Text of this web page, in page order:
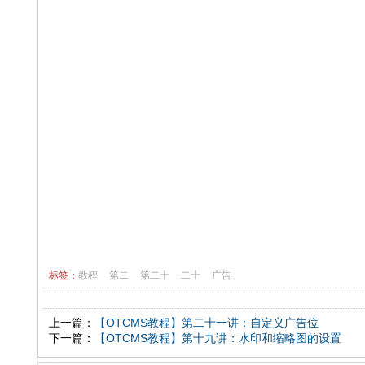
标签： 教程 第二 第二十 二十 广告
上一篇：
【OTCMS教程】第二十一讲：自定义广告位
下一篇：
【OTCMS教程】第十九讲：水印和缩略图的设置